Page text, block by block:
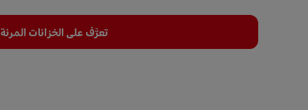
تعرَّف على الخزانات المرنة